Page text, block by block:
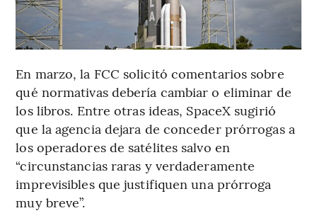
En marzo, la FCC solicitó comentarios sobre
qué normativas debería cambiar o eliminar de
los libros. Entre otras ideas, SpaceX sugirió
que la agencia dejara de conceder prórrogas a
los operadores de satélites salvo en
“circunstancias raras y verdaderamente
imprevisibles que justifiquen una prórroga
muy breve”.